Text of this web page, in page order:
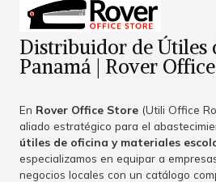
Distribuidor de Útiles
Panamá | Rover
En Rover Office Store (Utili Office
aliado estratégico para el
útiles de oficina y materiales
especializamos en equipar a
negocios locales con un catálogo